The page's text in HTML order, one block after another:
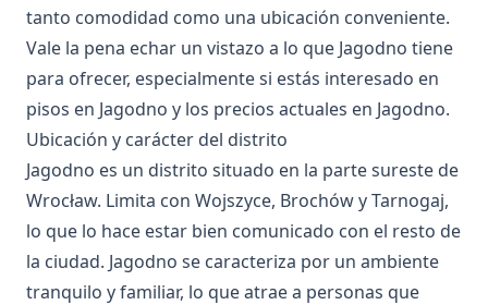
tanto comodidad como una ubicación conveniente.
Vale la pena echar un vistazo a lo que Jagodno tiene
para ofrecer, especialmente si estás interesado en
pisos en Jagodno y los precios actuales en Jagodno.
Ubicación y carácter del distrito
Jagodno es un distrito situado en la parte sureste de
Wrocław. Limita con Wojszyce, Brochów y Tarnogaj,
lo que lo hace estar bien comunicado con el resto de
la ciudad. Jagodno se caracteriza por un ambiente
tranquilo y familiar, lo que atrae a personas que